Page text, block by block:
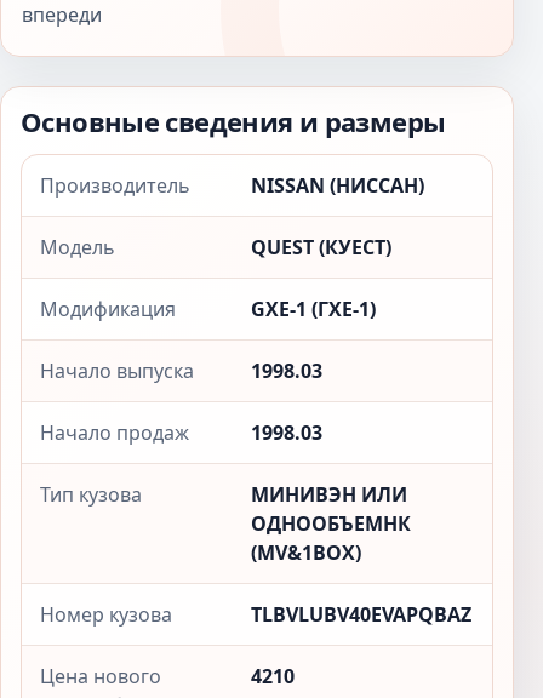
впереди
Основные сведения и размеры
Производитель NISSAN (НИССАН)
Модель QUEST (КУЕСТ)
Модификация GXE-1 (ГXЕ-1)
Начало выпуска 1998.03
Начало продаж 1998.03
Тип кузова
МИНИВЭН ИЛИ
ОДНООБЪЕМНК
(MV&1BOX)
Номер кузова TLBVLUBV40EVAPQBAZ
Цена нового
4210